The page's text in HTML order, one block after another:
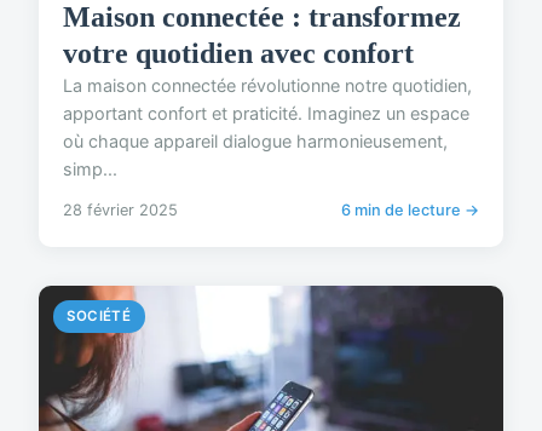
Maison connectée : transformez
votre quotidien avec confort
La maison connectée révolutionne notre quotidien,
apportant confort et praticité. Imaginez un espace
où chaque appareil dialogue harmonieusement,
simp...
28 février 2025 6 min de lecture →
SOCIÉTÉ